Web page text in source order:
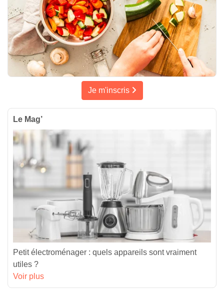
Je m'inscris
Le Mag’
Petit électroménager : quels appareils sont vraiment
utiles ?
Voir plus